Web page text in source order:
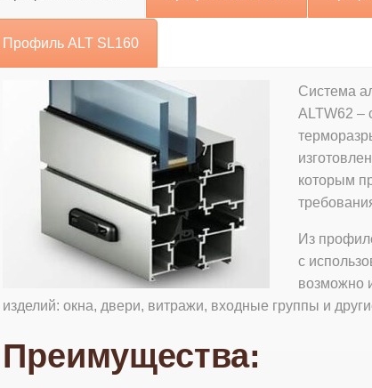
Профиль ALT SL160
Система
ALTW62 –
которым
Из
с
возможно
изделий: окна, двери, витражи, входные группы и
Преимущества: